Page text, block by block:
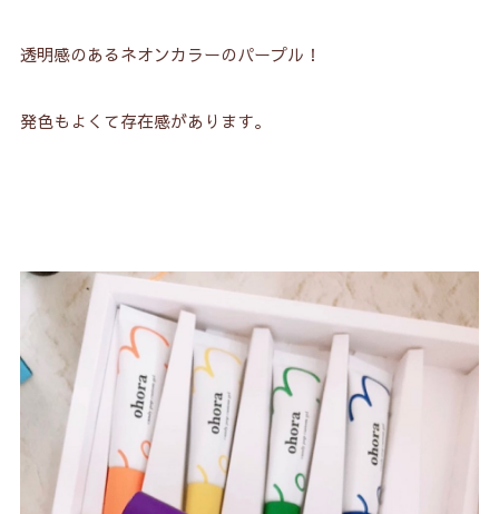
透明感のあるネオンカラーのパープル！
発色もよくて存在感があります。